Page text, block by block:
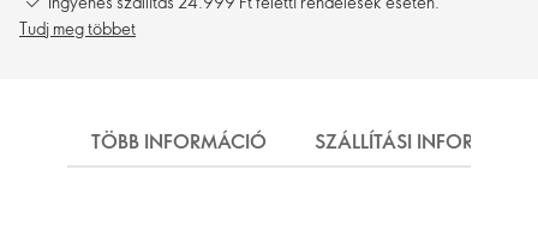
Tudj meg többet
TÖBB INFORMÁCIÓ SZÁLLÍTÁSI